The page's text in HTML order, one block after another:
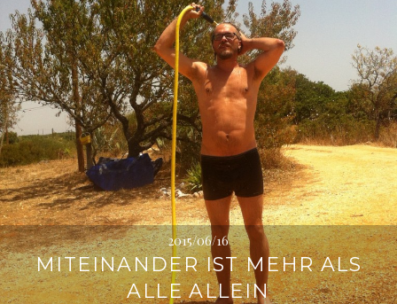
2015/06/16
MITEINANDER IST MEHR ALS
ALLE ALLEIN